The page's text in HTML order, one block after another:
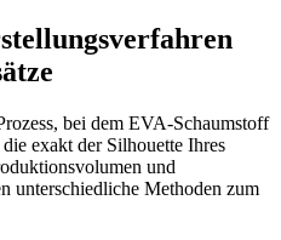
bei dem EVA-Schaumstoff
exakt der Silhouette Ihres
und
unterschiedliche Methoden zum